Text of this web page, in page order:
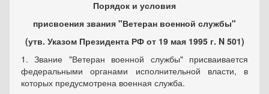
Порядок и условия
присвоения звания "Ветеран военной службы"
(утв. Указом Президента РФ от 19 мая 1995 г. N 501)
1. Звание "Ветеран военной службы" присваивается
федеральными органами исполнительной власти, в
которых предусмотрена военная служба.